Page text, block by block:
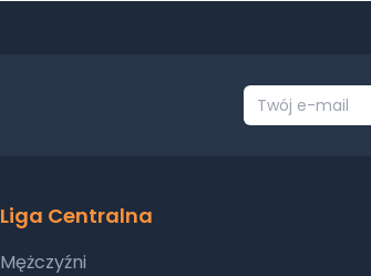
Liga Centralna
Mężczyźni